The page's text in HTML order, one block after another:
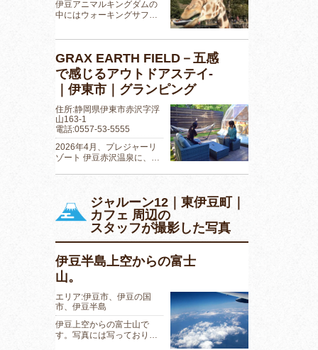
伊豆アニマルキングダムの
中にはウォーキングサフ…
GRAX EARTH FIELD－五感
で感じるアウトドアステイ-
｜伊東市｜グランピング
住所:静岡県伊東市赤沢字浮
山163-1
電話:0557-53-5555
2026年4月、プレジャーリ
ゾート 伊豆赤沢温泉に、…
ジャルーン12｜東伊豆町｜
カフェ 周辺の
スタッフが撮影した写真
伊豆半島上空からの富士
山。
エリア:伊豆市、伊豆の国
市、伊豆半島
伊豆上空からの富士山で
す。写真には写っており…